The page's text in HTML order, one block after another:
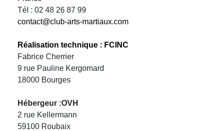
Tél : 02 48 26 87 99
contact@club-arts-martiaux.com
Réalisation technique : FCINC
Fabrice Cherrier
9 rue Pauline Kergomard
18000 Bourges
Hébergeur :OVH
2 rue Kellermann
59100 Roubaix